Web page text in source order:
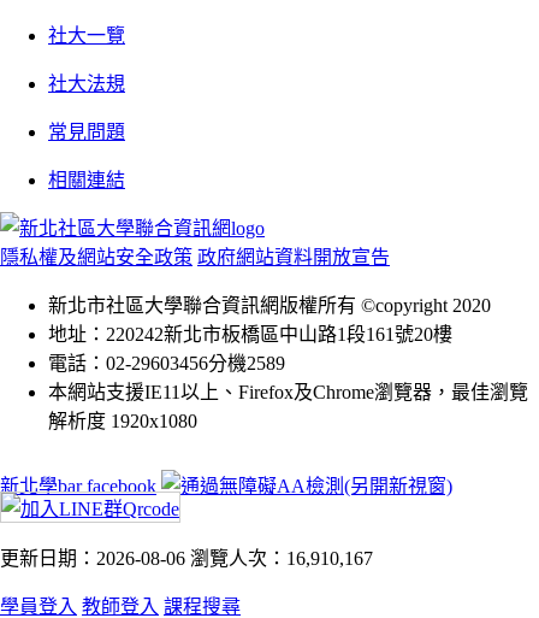
社大一覽
社大法規
常見問題
相關連結
隱私權及網站安全政策 政府網站資料開放宣告
新北市社區大學聯合資訊網版權所有 ©copyright 2020
地址：220242新北市板橋區中山路1段161號20樓
電話：02-29603456分機2589
本網站支援IE11以上、Firefox及Chrome瀏覽器，最佳瀏覽
解析度 1920x1080
新北學bar facebook
更新日期：2026-08-06 瀏覽人次：16,910,167
學員登入 教師登入 課程搜尋